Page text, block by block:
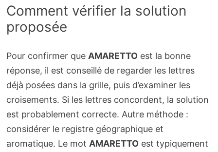
Comment vérifier la solution
proposée
Pour confirmer que AMARETTO est la bonne
réponse, il est conseillé de regarder les lettres
déjà posées dans la grille, puis d’examiner les
croisements. Si les lettres concordent, la solution
est probablement correcte. Autre méthode :
considérer le registre géographique et
aromatique. Le mot AMARETTO est typiquement